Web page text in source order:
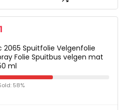
2065 Spuitfolie Velgenfolie
Folie Spuitbus velgen mat
ml
58%